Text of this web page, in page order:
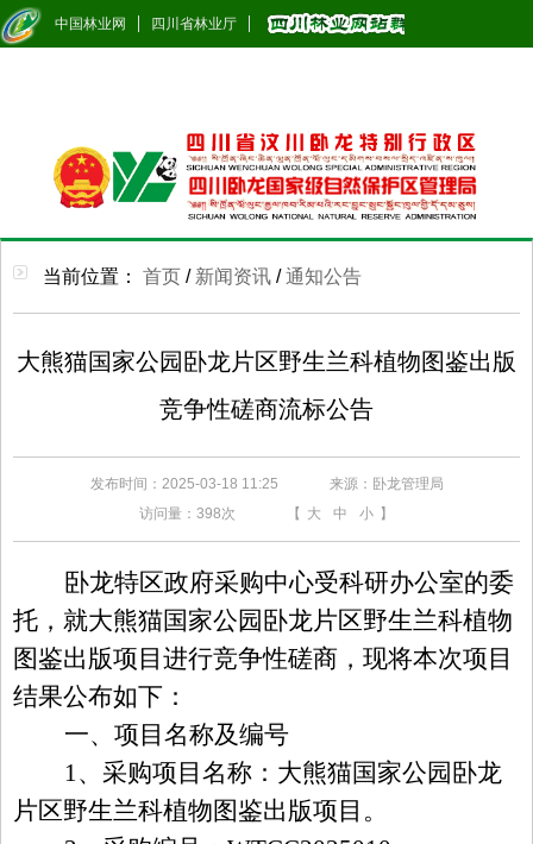
中国林业网 四川省林业厅
当前位置： 首页 / 新闻资讯 /通知公告
大熊猫国家公园卧龙片区野生兰科植物图鉴出版
竞争性磋商流标公告
发布时间：2025-03-18 11:25
来源：卧龙管理局
访问量： 398次 【 大 中 小 】
卧龙特区政府采购中心受科研办公室的委
托，就大熊猫国家公园卧龙片区野生兰科植物
图鉴出版项目进行竞争性磋商，现将本次项目
结果公布如下：
一、项目名称及编号
1、采购项目名称： 大熊猫国家公园卧龙
片区野生兰科植物图鉴出版项目 。